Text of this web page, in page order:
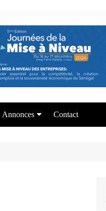
Annonces Contact